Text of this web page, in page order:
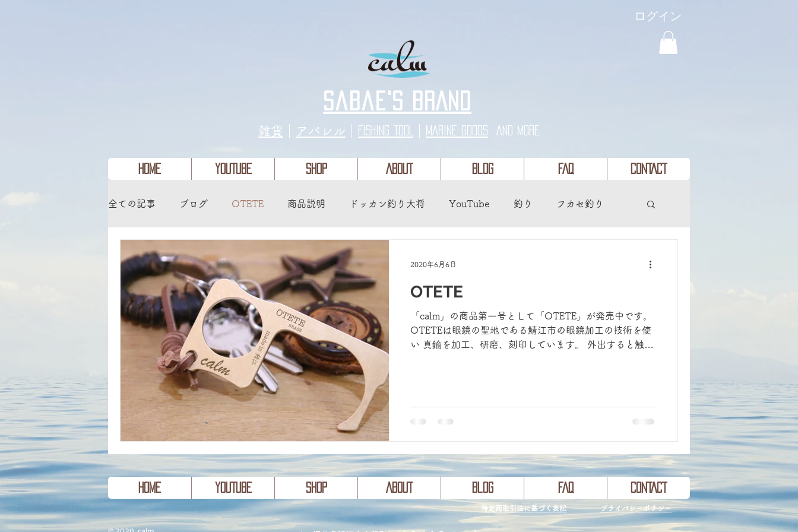
ログイン
sabae's BRAND
​雑貨 アパレル FISHING TOOL MARINE GOODS and more
HOME YouTube SHOP ABOUT Blog FAQ CONTACT
全ての記事 ブログ OTETE 商品説明 ドッカン釣り大将 YouTube 釣り フカセ釣り
タルイカジギング
OTETE
「calm」の商品第一号として「OTETE」が発売中です。
OTETEは眼鏡の聖地である鯖江市の眼鏡加工の技術を使
い 真鍮を加工、研磨、刻印しています。 外出すると触り
2020年6月6日
HOME YouTube SHOP ABOUT Blog FAQ CONTACT
​特定商取引法に基づく表記 ​プライバシーポリシー